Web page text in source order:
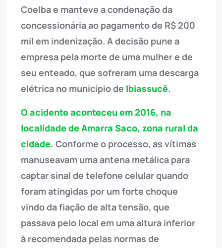
Coelba e manteve a condenação da
concessionária ao pagamento de R$ 200
mil em indenização. A decisão pune a
empresa pela morte de uma mulher e de
seu enteado, que sofreram uma descarga
elétrica no município de Ibiassucê.
O acidente aconteceu em 2016, na
localidade de Amarra Saco, zona rural da
cidade. Conforme o processo, as vítimas
manuseavam uma antena metálica para
captar sinal de telefone celular quando
foram atingidas por um forte choque
vindo da fiação de alta tensão, que
passava pelo local em uma altura inferior
à recomendada pelas normas de